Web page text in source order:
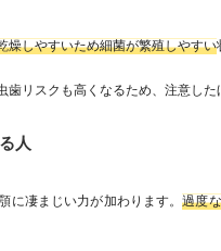
燥しやすいため細菌が繁殖しやすい
リスクも高くなるため、注意した
人
に凄まじい力が加わります。過度